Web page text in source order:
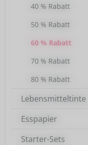
40 % Rabatt
50 % Rabatt
60 % Rabatt
70 % Rabatt
80 % Rabatt
Lebensmitteltinte
Esspapier
Starter-Sets